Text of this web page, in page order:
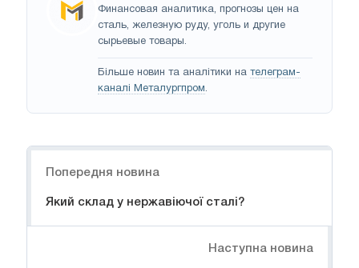
Финансовая аналитика, прогнозы цен на
сталь, железную руду, уголь и другие
сырьевые товары.
Більше новин та аналітики на телеграм-
каналі Металургпром.
Попередня новина
Який склад у нержавіючої сталі?
Наступна новина